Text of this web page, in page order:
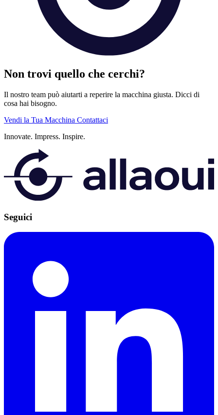
Non trovi quello che cerchi?
Il nostro team può aiutarti a reperire la macchina giusta. Dicci di
cosa hai bisogno.
Vendi la Tua Macchina Contattaci
Innovate. Impress. Inspire.
Seguici